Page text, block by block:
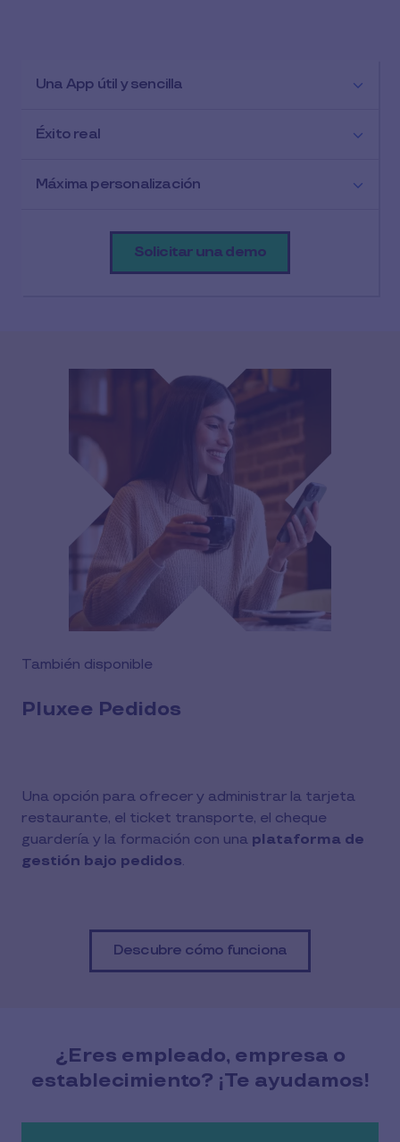
Una App útil y sencilla
Éxito real
Máxima personalización
Solicitar una demo
También disponible
Pluxee Pedidos
Una opción para ofrecer y administrar la tarjeta
restaurante, el ticket transporte, el cheque
guardería y la formación con una plataforma de
gestión bajo pedidos.
Descubre cómo funciona
¿Eres empleado, empresa o
establecimiento? ¡Te ayudamos!